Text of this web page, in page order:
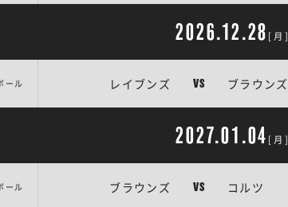
2026.12.28 [月]
ール レイブンズ VS ブラウンズ
2027.01.04 [月]
ール ブラウンズ VS コルツ